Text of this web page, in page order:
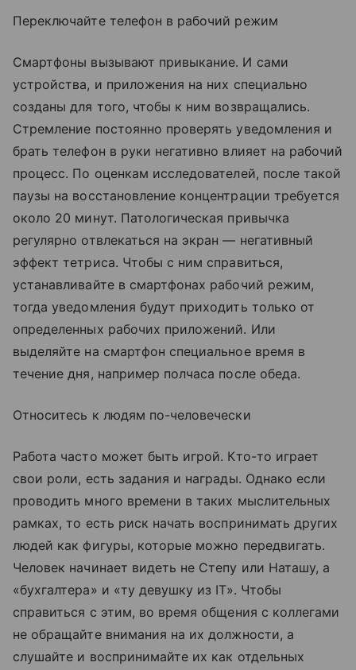
Переключайте телефон в рабочий режим
Смартфоны вызывают привыкание. И сами
устройства, и приложения на них специально
созданы для того, чтобы к ним возвращались.
Стремление постоянно проверять уведомления и
брать телефон в руки негативно влияет на рабочий
процесс. По оценкам исследователей, после такой
паузы на восстановление концентрации требуется
около 20 минут. Патологическая привычка
регулярно отвлекаться на экран — негативный
эффект тетриса. Чтобы с ним справиться,
устанавливайте в смартфонах рабочий режим,
тогда уведомления будут приходить только от
определенных рабочих приложений. Или
выделяйте на смартфон специальное время в
течение дня, например полчаса после обеда.
Относитесь к людям по-человечески
Работа часто может быть игрой. Кто-то играет
свои роли, есть задания и награды. Однако если
проводить много времени в таких мыслительных
рамках, то есть риск начать воспринимать других
людей как фигуры, которые можно передвигать.
Человек начинает видеть не Степу или Наташу, а
«бухгалтера» и «ту девушку из IT». Чтобы
справиться с этим, во время общения с коллегами
не обращайте внимания на их должности, а
слушайте и воспринимайте их как отдельных